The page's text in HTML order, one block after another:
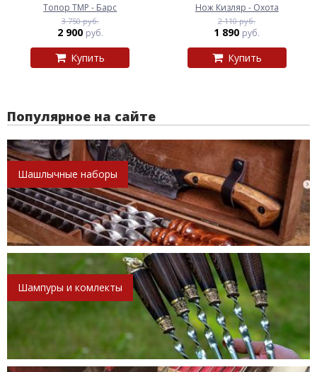
Топор ТМР - Барс
3 750 руб.
2 900 руб.
Купить
Нож Кизляр - Охота
2 110 руб.
1 890 руб.
Купить
Популярное на сайте
Шашлычные наборы
Шампуры и комлекты